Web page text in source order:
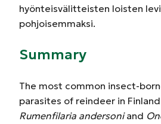
hyönteisvälitteisten loisten
pohjoisemmaksi.
Summary
The most common insect-
parasites of reindeer in
Rumenfilaria andersoniand